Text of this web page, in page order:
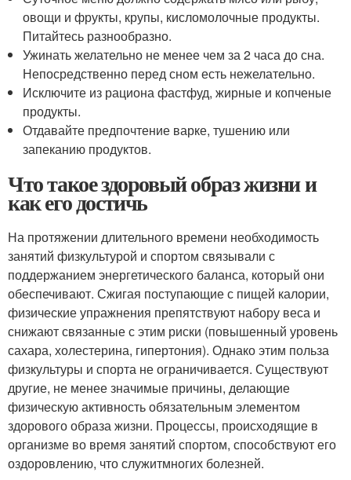
овощи и фрукты, крупы, кисломолочные продукты.
Питайтесь разнообразно.
Ужинать желательно не менее чем за 2 часа до сна.
Непосредственно перед сном есть нежелательно.
Исключите из рациона фастфуд, жирные и копченые
продукты.
Отдавайте предпочтение варке, тушению или
запеканию продуктов.
Что такое здоровый образ жизни и
как его достичь
На протяжении длительного времени необходимость
занятий физкультурой и спортом связывали с
поддержанием энергетического баланса, который они
обеспечивают. Сжигая поступающие с пищей калории,
физические упражнения препятствуют набору веса и
снижают связанные с этим риски (повышенный уровень
сахара, холестерина, гипертония). Однако этим польза
физкультуры и спорта не ограничивается. Существуют
другие, не менее значимые причины, делающие
физическую активность обязательным элементом
здорового образа жизни. Процессы, происходящие в
организме во время занятий спортом, способствуют его
оздоровлению, что служитмногих болезней.